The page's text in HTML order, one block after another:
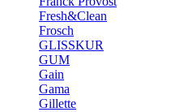
Fresh&Clean
Frosch
GLISSKUR
GUM
Gain
Gama
Gillette